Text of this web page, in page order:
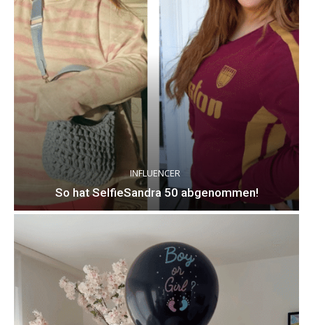
INFLUENCER
So hat SelfieSandra 50 abgenommen!